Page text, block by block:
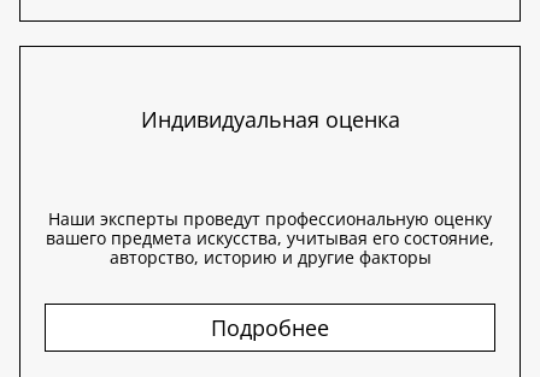
Индивидуальная оценка
Наши эксперты проведут профессиональную оценку
вашего предмета искусства, учитывая его состояние,
авторство, историю и другие факторы
Подробнее